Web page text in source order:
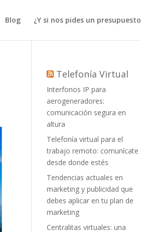
Blog ¿Y si nos pides un
Telefonía Virtual
Interfonos IP para
aerogeneradores:
comunicación segura en
altura
Telefonía virtual para el
trabajo remoto: comunícate
desde donde estés
Tendencias actuales en
marketing y publicidad que
debes aplicar en tu plan de
marketing
Centralitas virtuales: una